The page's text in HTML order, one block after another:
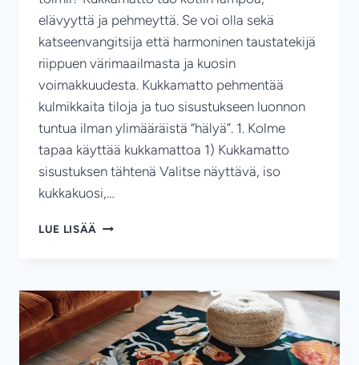
elävyyttä ja pehmeyttä. Se voi olla sekä
katseenvangitsija että harmoninen taustatekijä
riippuen värimaailmasta ja kuosin
voimakkuudesta. Kukkamatto pehmentää
kulmikkaita tiloja ja tuo sisustukseen luonnon
tuntua ilman ylimääräistä “hälyä”. 1. Kolme
tapaa käyttää kukkamattoa 1) Kukkamatto
sisustuksen tähtenä Valitse näyttävä, iso
kukkakuosi,…
LUE LISÄÄ KUKKAMATTO
JA
NÄYTTÄVÄ
KUOSI
HELPOSTI